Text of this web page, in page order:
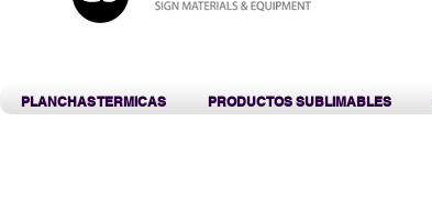
PLANCHAS TERMICAS PRODUCTOS SUBLIMABLES